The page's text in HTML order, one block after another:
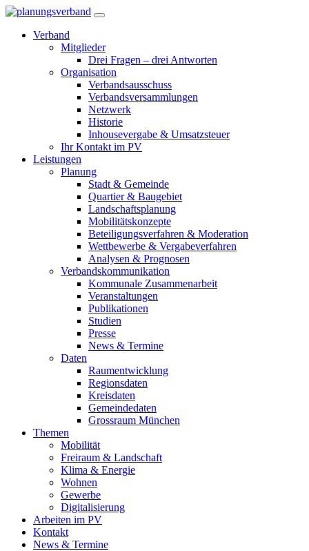
Verband
Mitglieder
Drei Fragen – drei Antworten
Organisation
Verbandsausschuss
Verbandsversammlungen
Netzwerk
Historie
Inhousevergabe & Umsatzsteuer
Ihr Kontakt im PV
Leistungen
Planung
Stadt & Gemeinde
Quartier & Baugebiet
Landschaftsplanung
Mobilitätskonzepte
Beteiligungsverfahren & Moderation
Wettbewerbe & Vergabeverfahren
Analysen & Prognosen
Verbandskommunikation
Kommunale Zusammenarbeit
Veranstaltungen
Publikationen
Studien
Presse
News & Termine
Daten
Raumentwicklung
Regionsdaten
Kreisdaten
Gemeindedaten
Grossraum München
Themen
Mobilität
Freiraum & Landschaft
Klima & Energie
Wohnen
Gewerbe
Digitalisierung
Arbeiten im PV
Kontakt
News & Termine